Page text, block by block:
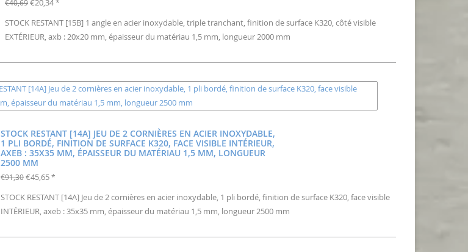
€40,69 €20,34 *
STOCK RESTANT [15B] 1 angle en acier inoxydable, triple tranchant, finition de surface K320, côté visible
EXTÉRIEUR, axb : 20x20 mm, épaisseur du matériau 1,5 mm, longueur 2000 mm
STOCK RESTANT [14A] JEU DE 2 CORNIÈRES EN ACIER INOXYDABLE,
1 PLI BORDÉ, FINITION DE SURFACE K320, FACE VISIBLE INTÉRIEUR,
AXEB : 35X35 MM, ÉPAISSEUR DU MATÉRIAU 1,5 MM, LONGUEUR
2500 MM
€91,30 €45,65 *
STOCK RESTANT [14A] Jeu de 2 cornières en acier inoxydable, 1 pli bordé, finition de surface K320, face visible
INTÉRIEUR, axeb : 35x35 mm, épaisseur du matériau 1,5 mm, longueur 2500 mm